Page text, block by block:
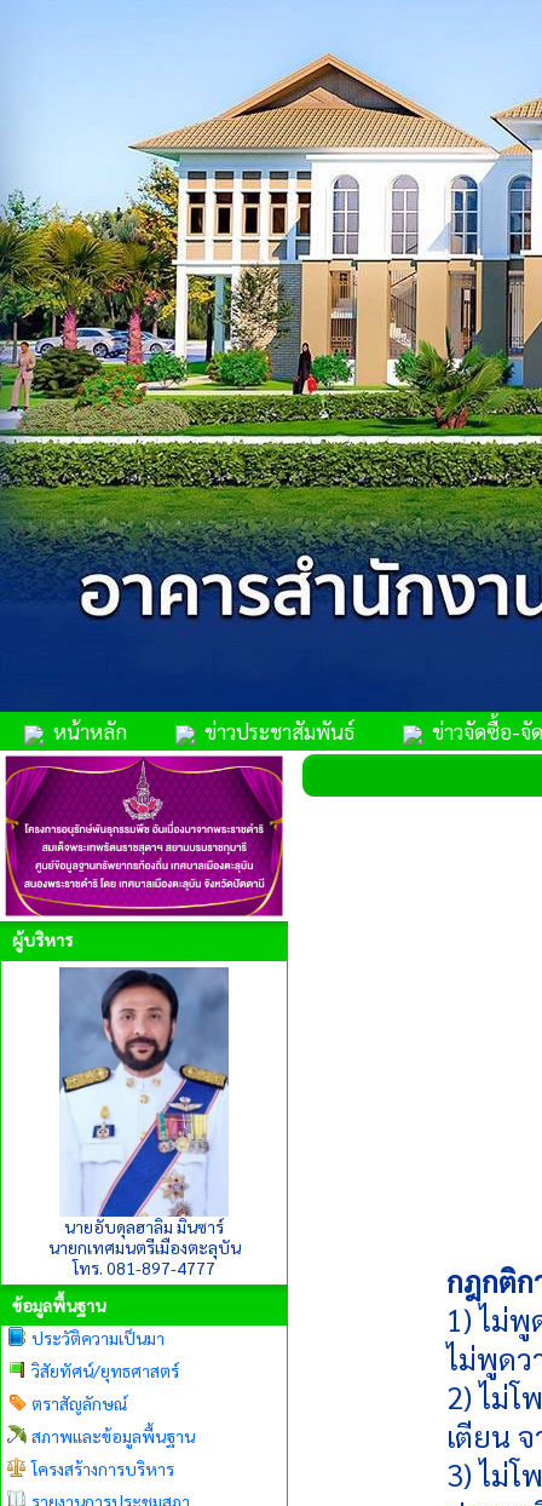
หน้าหลัก ข่าวประชาสัมพันธ์ ข่าวจัดซื้อ-จั
ผู้บริหาร
นายอับดุลฮาลิม มินซาร์
นายกเทศมนตรีเมืองตะลุบัน
โทร. 081-897-4777
ข้อมูลพื้นฐาน
ประวัติความเป็นมา
วิสัยทัศน์/ยุทธศาสตร์
ตราสัญลักษณ์
สภาพและข้อมูลพื้นฐาน
โครงสร้างการบริหาร
รายงานการประชุมสภา
กฎกติก
1) ไม่
ไม่พูดว
2) ไม่โ
เตียน
3) ไม่โ